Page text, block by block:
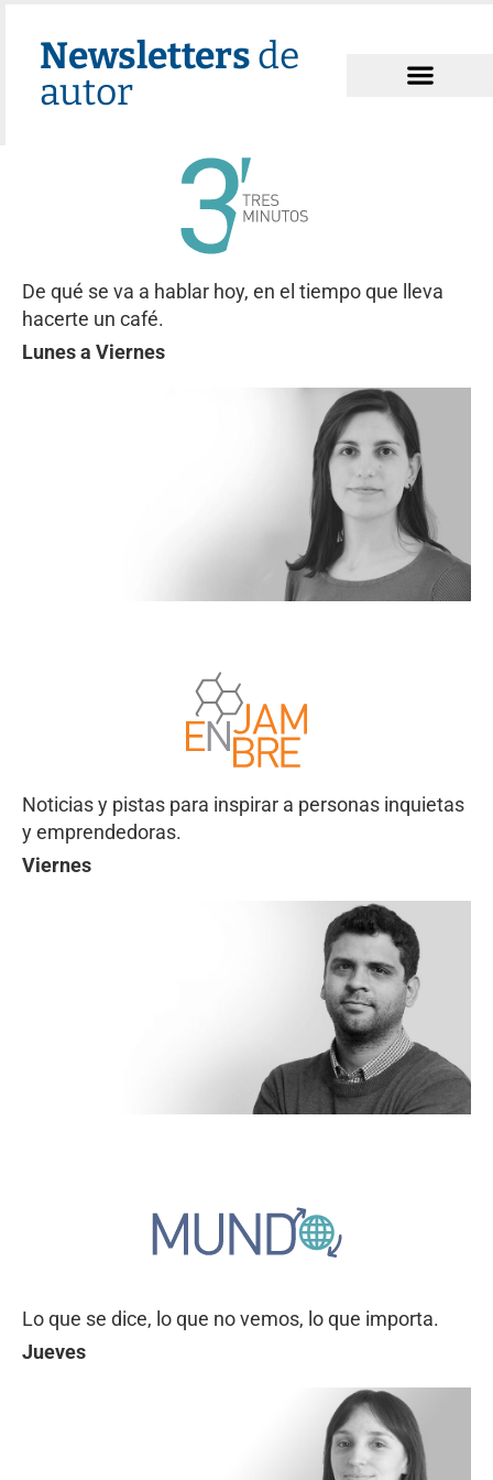
Newsletters de
autor
De qué se va a hablar hoy, en el tiempo que lleva
hacerte un café.
Lunes a Viernes
Noticias y pistas para inspirar a personas inquietas
y emprendedoras.
Viernes
Lo que se dice, lo que no vemos, lo que importa.
Jueves